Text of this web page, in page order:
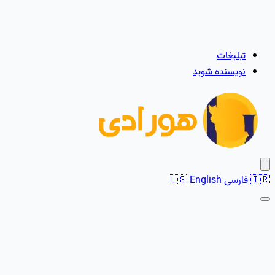
تبلیغات
نویسنده شوید
🇮🇷فارسی 🇺🇸English